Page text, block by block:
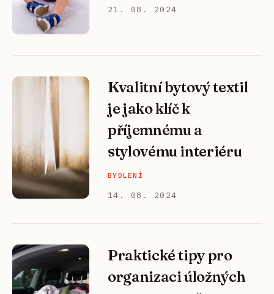
21. 08. 2024
Kvalitní bytový textil
je jako klíč k
příjemnému a
stylovému interiéru
BYDLENÍ
14. 08. 2024
Praktické tipy pro
organizaci úložných